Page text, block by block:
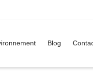
Blog